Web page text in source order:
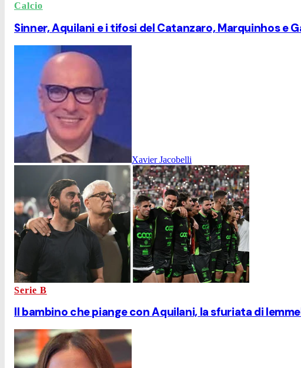
Calcio
Sinner, Aquilani e i tifosi del Catanzaro, Marquinhos e
Xavier Jacobelli
Serie B
Il bambino che piange con Aquilani, la sfuriata di